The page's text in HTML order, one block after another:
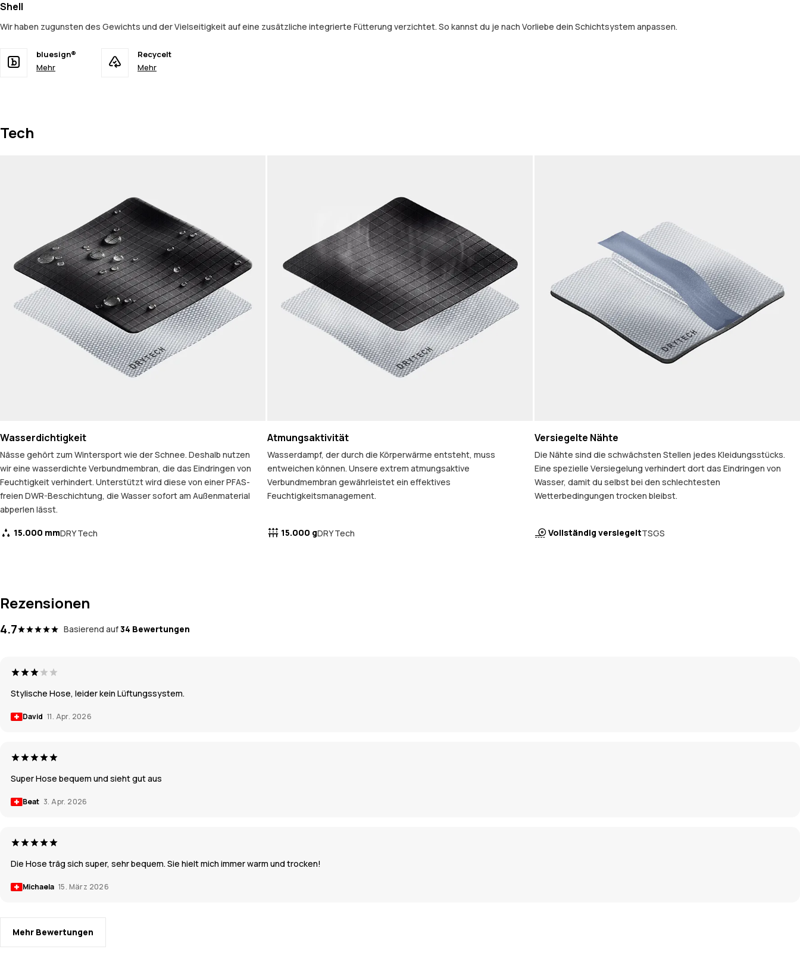
Shell
Wir haben zugunsten des Gewichts und der Vielseitigkeit auf eine zusätzliche integrierte Fütterung verzichtet. So kannst du je nach Vorliebe dein Schichtsystem anpassen.
bluesign®
Mehr
Recycelt
Mehr
Tech
Wasserdichtigkeit
Nässe gehört zum Wintersport wie der Schnee. Deshalb nutzen
wir eine wasserdichte Verbundmembran, die das Eindringen von
Feuchtigkeit verhindert. Unterstützt wird diese von einer PFAS-
freien DWR-Beschichtung, die Wasser sofort am Außenmaterial
abperlen lässt.
15.000 mmDRY Tech
Atmungsaktivität
Wasserdampf, der durch die Körperwärme entsteht, muss
entweichen können. Unsere extrem atmungsaktive
Verbundmembran gewährleistet ein effektives
Feuchtigkeitsmanagement.
15.000 gDRY Tech
Versiegelte Nähte
Die Nähte sind die schwächsten Stellen jedes Kleidungsstücks.
Eine spezielle Versiegelung verhindert dort das Eindringen von
Wasser, damit du selbst bei den schlechtesten
Wetterbedingungen trocken bleibst.
Vollständig versiegeltTSGS
Rezensionen
4.7 Basierend auf34 Bewertungen
Stylische Hose, leider kein Lüftungssystem.
David 11. Apr. 2026
Super Hose bequem und sieht gut aus
Beat 3. Apr. 2026
Die Hose träg sich super, sehr bequem. Sie hielt mich immer warm und trocken!
Michaela 15. März 2026
Mehr Bewertungen